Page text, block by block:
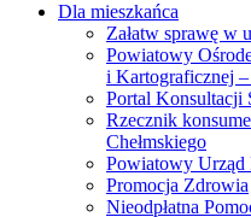
Dla mieszkańca
Załatw sprawę w
Powiatowy
i Kartograficznej
Portal Konsultacji
Rzecznik
Chełmskiego
Powiatowy Urząd
Promocja Zdrowia
Nieodpłatna